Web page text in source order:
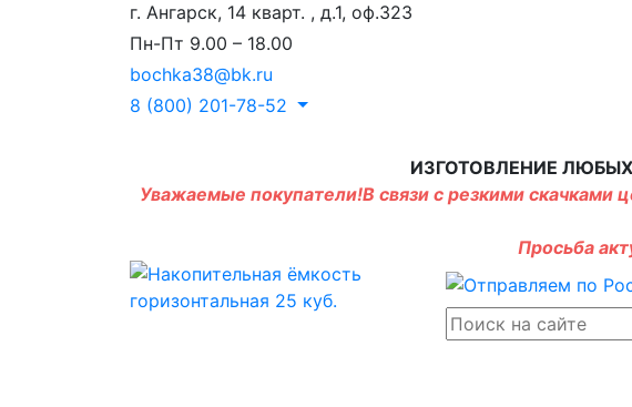
г. Ангарск, 14 кварт. , д.1, оф.323
Пн-Пт 9.00 – 18.00
bochka38@bk.ru
8 (800) 201-78-52
ИЗГОТОВЛЕНИЕ
Уважаемые покупатели!В связи с резкими скачками
Просьба